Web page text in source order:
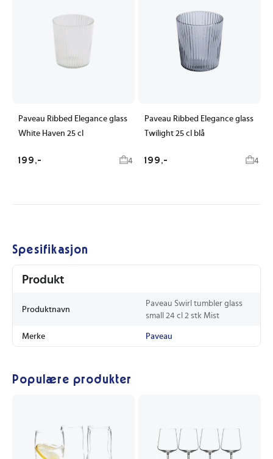
Paveau Ribbed Elegance glass
White Haven 25 cl
199,- 4
Paveau Ribbed Elegance glass
Twilight 25 cl blå
199,- 4
Spesifikasjon
Produkt
Produktnavn
Paveau Swirl tumbler glass
small 24 cl 2 stk Mist
Merke Paveau
Populære produkter